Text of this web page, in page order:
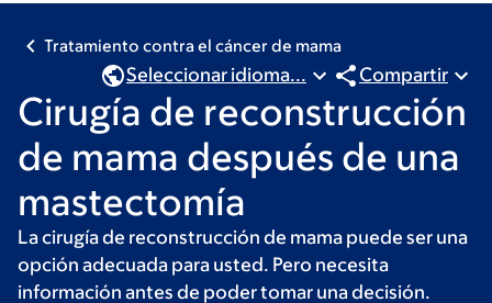
Tratamiento contra el cáncer de mama
Seleccionar idioma... Compartir
Cirugía de reconstrucción
de mama después de una
mastectomía
La cirugía de reconstrucción de mama puede ser una
opción adecuada para usted. Pero necesita
información antes de poder tomar una decisión.